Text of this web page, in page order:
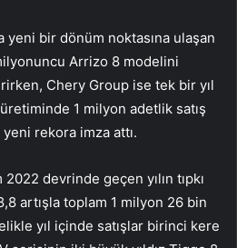
yeni bir dönüm noktasına ulaşan
Arrizo 8 modelini
Chery Group ise tek bir yıl
1 milyon adetlik satış
yeni rekora imza attı.
devrinde geçen yılın tıpkı
artışla toplam 1 milyon 26 bin
yıl içinde satışlar birinci kere